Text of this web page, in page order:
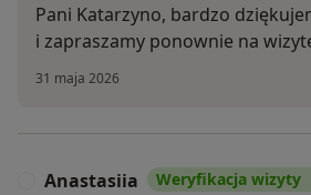
Pani Katarzyno, bardzo
i zapraszamy ponownie na
31 maja 2026
Anastasiia Weryfikacja wizyty